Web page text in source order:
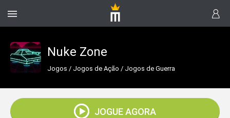
Nuke Zone
Jogos / Jogos de Ação / Jogos de Guerra
JOGUE AGORA